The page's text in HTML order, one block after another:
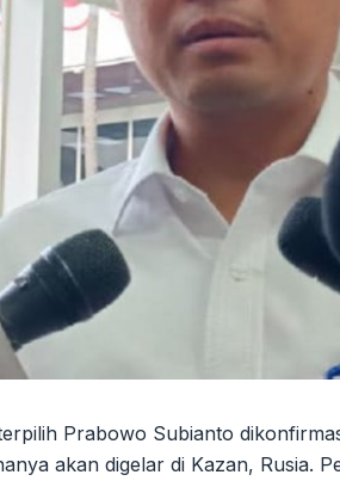
Prabowo Subianto
akan digelar di Kazan, Rusia.